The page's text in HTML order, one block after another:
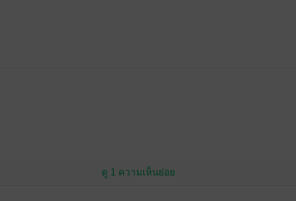
ดู 1 ความเห็นย่อย